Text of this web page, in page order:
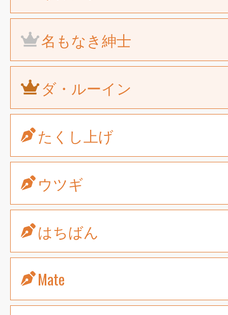
名もなき紳士
ダ・ルーイン
たくし上げ
ウツギ
はちばん
Mate